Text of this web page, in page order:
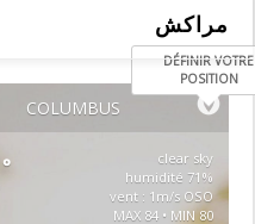
مراكش
COLUMBUS
DÉFINIR VOTRE
POSITION
°
clear sky
71% humidité
vent : 1m/s OSO
MAX 84 • MIN 80